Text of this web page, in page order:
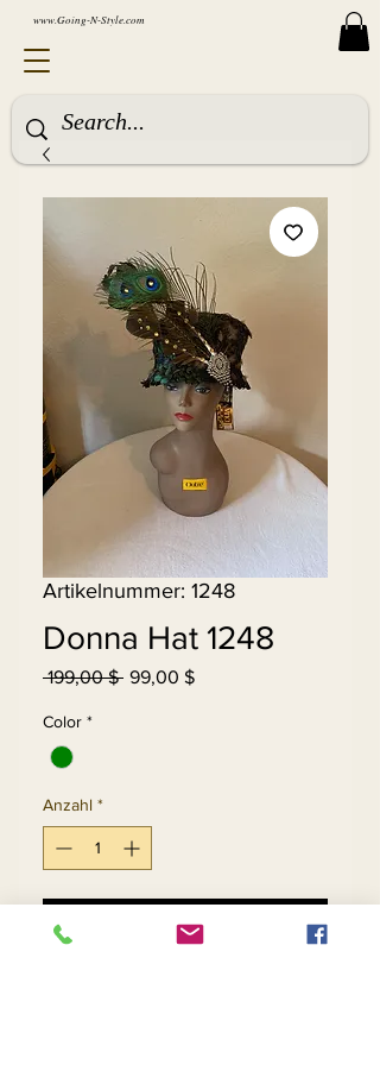
www.Going-N-Style.com
Artikelnummer: 1248
Donna Hat 1248
199,00 $ Standardpreis
99,00 $Sale-
Color *
Anzahl *
In den Warenkorb